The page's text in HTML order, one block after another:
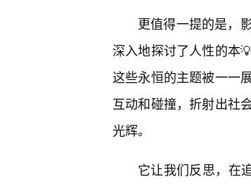
更值得一提的是，
深入地探讨了人性的本
这些永恒的主题被一一
互动和碰撞，折射出社
光辉。
它让我们反思，在